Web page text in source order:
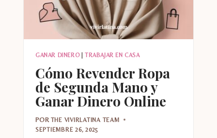
GANAR DINERO| TRABAJAR EN CASA
Cómo Revender Ropa
de Segunda Mano y
Ganar Dinero Online
POR THE VIVIRLATINA TEAM
SEPTIEMBRE 26, 2025